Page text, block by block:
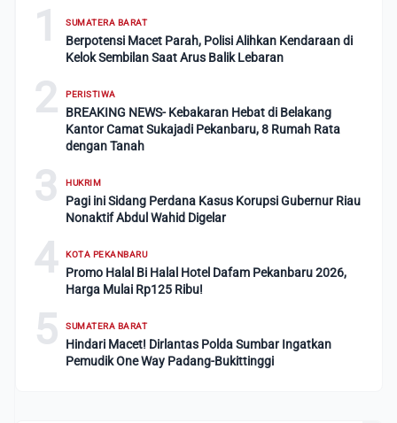
1 SUMATERA BARAT
Berpotensi Macet Parah, Polisi Alihkan Kendaraan di
Kelok Sembilan Saat Arus Balik Lebaran
2 PERISTIWA
BREAKING NEWS- Kebakaran Hebat di Belakang
Kantor Camat Sukajadi Pekanbaru, 8 Rumah Rata
dengan Tanah
3 HUKRIM
Pagi ini Sidang Perdana Kasus Korupsi Gubernur Riau
Nonaktif Abdul Wahid Digelar
4 KOTA PEKANBARU
Promo Halal Bi Halal Hotel Dafam Pekanbaru 2026,
Harga Mulai Rp125 Ribu!
5 SUMATERA BARAT
Hindari Macet! Dirlantas Polda Sumbar Ingatkan
Pemudik One Way Padang-Bukittinggi